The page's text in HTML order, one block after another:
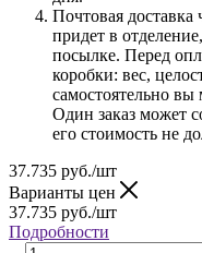
Почтовая доставка
придет в
посылке. Перед
коробки: вес,
самостоятельно вы
Один заказ может
его стоимость не
37.735 руб./шт
Варианты цен
37.735 руб./шт
Подробности